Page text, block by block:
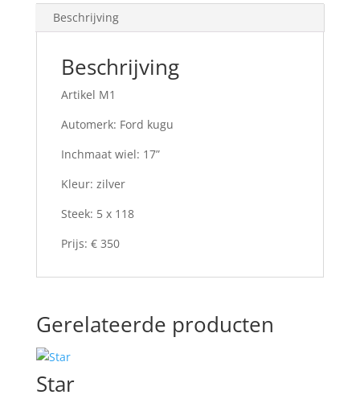
Beschrijving
Beschrijving
Artikel M1
Automerk: Ford kugu
Inchmaat wiel: 17”
Kleur: zilver
Steek: 5 x 118
Prijs: € 350
Gerelateerde producten
Star